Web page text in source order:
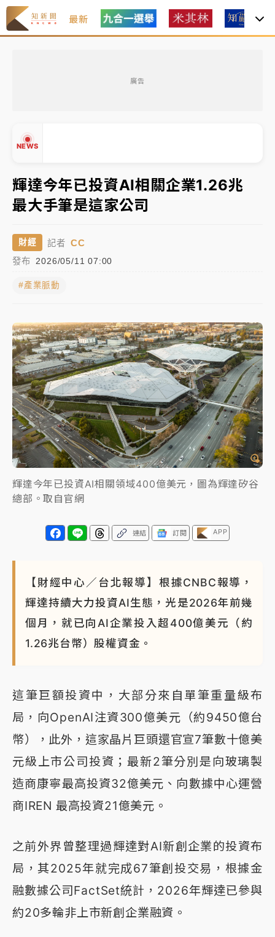
最新
廣告
NEWS
周末精選｜
本周爆款短影音｜ 柯文哲帶電子手鐶拄拐杖現身／周玉
蔻蔡玉真開撕爆料
任 預算難關如何解？
蔣萬安的建中同學！47歲法律學霸戰桃園 公開上任首
中颱白海豚環流掠北海！今明防劇烈降雨 東部高溫飆
38度
周末精選｜ 慈濟遭詐10億完整始末曝！律師掮客大玩兩
面手法 郭台銘、蔡英文成關鍵
本周爆款短影音｜ 柯文哲帶電子手鐶拄拐杖現身／周玉
蔻蔡玉真開撕爆料
周末精選｜ 跨境網購族注意！EZ Way若改由政府委
任 預算難關如何解？
蔣萬安的建中同學！47歲法律學霸戰桃園 公開上任首
要3件事
輝達今年已投資AI相關企業1.26兆
最大手筆是這家公司
財經 記者 CC
發布 2026/05/11 07:00
#產業脈動
輝達今年已投資AI相關領域400億美元，圖為輝達矽谷
總部。取自官網
連結 訂閱 APP
【財經中心／台北報導】根據CNBC報導，
輝達持續大力投資AI生態，光是2026年前幾
個月，就已向AI企業投入超400億美元（約
1.26兆台幣）股權資金。
這筆巨額投資中，大部分來自單筆重量級布
局，向OpenAI注資300億美元（約9450億台
幣），此外，這家晶片巨頭還官宣7筆數十億美
元級上市公司投資；最新2筆分別是向玻璃製
造商康寧最高投資32億美元、向數據中心運營
商IREN 最高投資21億美元。
之前外界曾整理過輝達對AI新創企業的投資布
局，其2025年就完成67筆創投交易，根據金
融數據公司FactSet統計，2026年輝達已參與
約20多輪非上市新創企業融資。